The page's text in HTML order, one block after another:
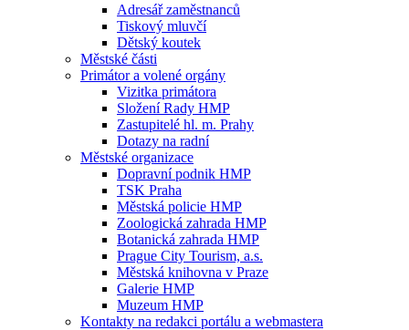
Adresář zaměstnanců
Tiskový mluvčí
Dětský koutek
Městské části
Primátor a volené orgány
Vizitka primátora
Složení Rady HMP
Zastupitelé hl. m. Prahy
Dotazy na radní
Městské organizace
Dopravní podnik HMP
TSK Praha
Městská policie HMP
Zoologická zahrada HMP
Botanická zahrada HMP
Prague City Tourism, a.s.
Městská knihovna v Praze
Galerie HMP
Muzeum HMP
Kontakty na redakci portálu a webmastera